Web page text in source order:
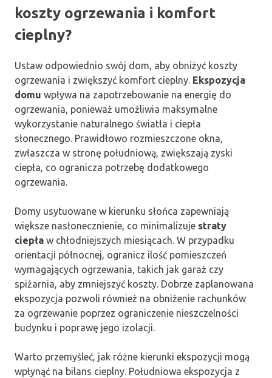
koszty ogrzewania i komfort
cieplny?
Ustaw odpowiednio swój dom, aby obniżyć koszty
ogrzewania i zwiększyć komfort cieplny. Ekspozycja
domu wpływa na zapotrzebowanie na energię do
ogrzewania, ponieważ umożliwia maksymalne
wykorzystanie naturalnego światła i ciepła
słonecznego. Prawidłowo rozmieszczone okna,
zwłaszcza w stronę południową, zwiększają zyski
ciepła, co ogranicza potrzebę dodatkowego
ogrzewania.
Domy usytuowane w kierunku słońca zapewniają
większe nasłonecznienie, co minimalizuje straty
ciepła w chłodniejszych miesiącach. W przypadku
orientacji północnej, ogranicz ilość pomieszczeń
wymagających ogrzewania, takich jak garaż czy
spiżarnia, aby zmniejszyć koszty. Dobrze zaplanowana
ekspozycja pozwoli również na obniżenie rachunków
za ogrzewanie poprzez ograniczenie nieszczelności
budynku i poprawę jego izolacji.
Warto przemyśleć, jak różne kierunki ekspozycji mogą
wpłynąć na bilans cieplny. Południowa ekspozycja z